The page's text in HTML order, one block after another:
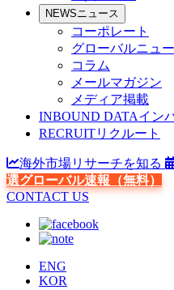
NEWSニュース
コーポレート
グローバルニュ
コラム
メールマガジン
メディア掲載
INBOUND DATAイン
RECRUITリクルート
海外市場リサーチを知る
選グローバル速報（無料）
CONTACT US
ENG
KOR